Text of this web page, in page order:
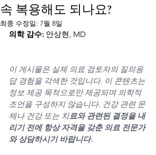
속 복용해도 되나요?
최종 수정일: 7월 8일
의학 감수: 안상현, MD
이 게시물은 실제 의료 검토자의 질의응
답 경험을 각색한 것입니다. 이 콘텐츠는
정보 제공 목적으로만 제공되며 의학적
조언을 구성하지 않습니다. 건강 관련 문
제나 건강 또는 치료와 관련된 결정을 내
리기 전에 항상 자격을 갖춘 의료 전문가
와 상담하시기 바랍니다.